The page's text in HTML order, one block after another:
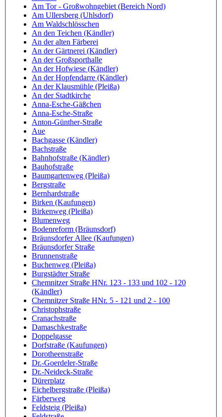
Am Tor - Großwohngebiet (Bereich Nord)
Am Ullersberg (Uhlsdorf)
Am Waldschlösschen
An den Teichen (Kändler)
An der alten Färberei
An der Gärtnerei (Kändler)
An der Großsporthalle
An der Hofwiese (Kändler)
An der Hopfendarre (Kändler)
An der Klausmühle (Pleißa)
An der Stadtkirche
Anna-Esche-Gäßchen
Anna-Esche-Straße
Anton-Günther-Straße
Aue
Bachgasse (Kändler)
Bachstraße
Bahnhofstraße (Kändler)
Bauhofstraße
Baumgartenweg (Pleißa)
Bergstraße
Bernhardstraße
Birken (Kaufungen)
Birkenweg (Pleißa)
Blumenweg
Bodenreform (Bräunsdorf)
Bräunsdorfer Allee (Kaufungen)
Bräunsdorfer Straße
Brunnenstraße
Buchenweg (Pleißa)
Burgstädter Straße
Chemnitzer Straße HNr. 123 - 133 und 102 - 120
(Kändler)
Chemnitzer Straße HNr. 5 - 121 und 2 - 100
Christophstraße
Cranachstraße
Damaschkestraße
Doppelgasse
Dorfstraße (Kaufungen)
Dorotheenstraße
Dr.-Goerdeler-Straße
Dr.-Neideck-Straße
Dürerplatz
Eichelbergstraße (Pleißa)
Färberweg
Feldsteig (Pleißa)